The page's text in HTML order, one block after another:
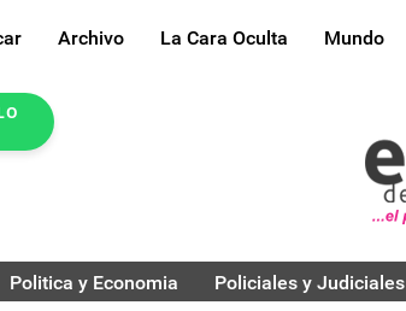
Archivo La Cara Oculta Mundo
Politica y Economia Policiales y Judiciales